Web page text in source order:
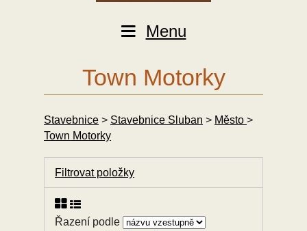
Menu
Town Motorky
Stavebnice > Stavebnice Sluban > Město >
Town Motorky
Filtrovat položky
Řazení podle